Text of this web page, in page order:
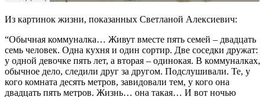
Из картинок жизни, показанных Светланой Алексиевич:
“Обычная коммуналка… Живут вместе пять семей – двадцать
семь человек. Одна кухня и один сортир. Две соседки дружат:
у одной девочке пять лет, а вторая – одинокая. В коммуналках,
обычное дело, следили друг за другом. Подслушивали. Те, у
кого комната десять метров, завидовали тем, у кого она
двадцать пять метров. Жизнь… она такая… И вот ночью